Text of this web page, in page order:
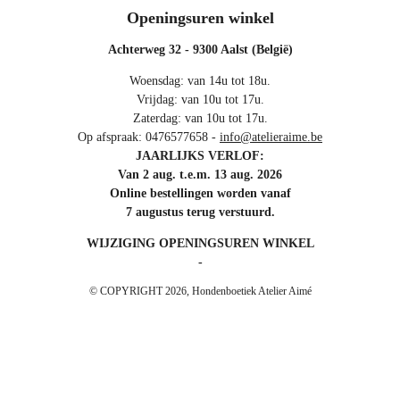
Openingsuren winkel
Achterweg 32 - 9300 Aalst (België)
Woensdag: van 14u tot 18u.
Vrijdag: van 10u tot 17u.
Zaterdag: van 10u tot 17u.
Op afspraak: 0476577658 - info@atelieraime.be
JAARLIJKS VERLOF:
Van 2 aug. t.e.m. 13 aug. 2026
Online bestellingen worden vanaf
7 augustus terug verstuurd.
WIJZIGING OPENINGSUREN WINKEL
-
© COPYRIGHT 2026, Hondenboetiek Atelier Aimé